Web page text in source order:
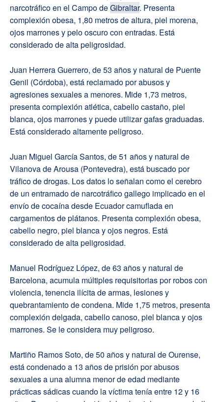
narcotráfico en el Campo deGibraltar. Presenta
complexión obesa, 1,80 metros de altura, piel morena,
ojos marrones y pelo oscuro con entradas. Está
considerado de alta peligrosidad.
Juan Herrera Guerrero, de 53 años y natural de Puente
Genil (Córdoba), está reclamado por abusos y
agresiones sexuales a menores. Mide 1,73 metros,
presenta complexión atlética, cabello castaño, piel
blanca, ojos marrones y puede utilizar gafas graduadas.
Está considerado altamente peligroso.
Juan Miguel García Santos, de 51 años y natural de
Vilanova de Arousa (Pontevedra), está buscado por
tráfico de drogas. Los datos lo señalan como el cerebro
de un entramado de narcotráfico gallego implicado en el
envío de cocaína desde Ecuador camuflada en
cargamentos de plátanos. Presenta complexión obesa,
cabello negro, piel blanca y ojos negros. Está
considerado de alta peligrosidad.
Manuel Rodríguez López, de 63 años y natural de
Barcelona, acumula múltiples requisitorias por robos con
violencia, tenencia ilícita de armas, lesiones y
quebrantamiento de condena. Mide 1,75 metros, presenta
complexión delgada, cabello canoso, piel blanca y ojos
marrones. Se le considera muy peligroso.
Martiño Ramos Soto, de 50 años y natural de Ourense,
está condenado a 13 años de prisión por abusos
sexuales a una alumna menor de edad mediante
prácticas sádicas cuando la víctima tenía entre 12 y 16